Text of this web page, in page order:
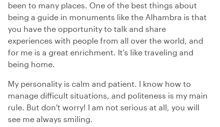
been to many places. One of the best things about
being a guide in monuments like the Alhambra is that
you have the opportunity to talk and share
experiences with people from all over the world, and
for me is a great enrichment. It's like traveling and
being home.
My personality is calm and patient. I know how to
manage difficult situations, and politeness is my main
rule. But don't worry! I am not serious at all, you will
see me always smiling.